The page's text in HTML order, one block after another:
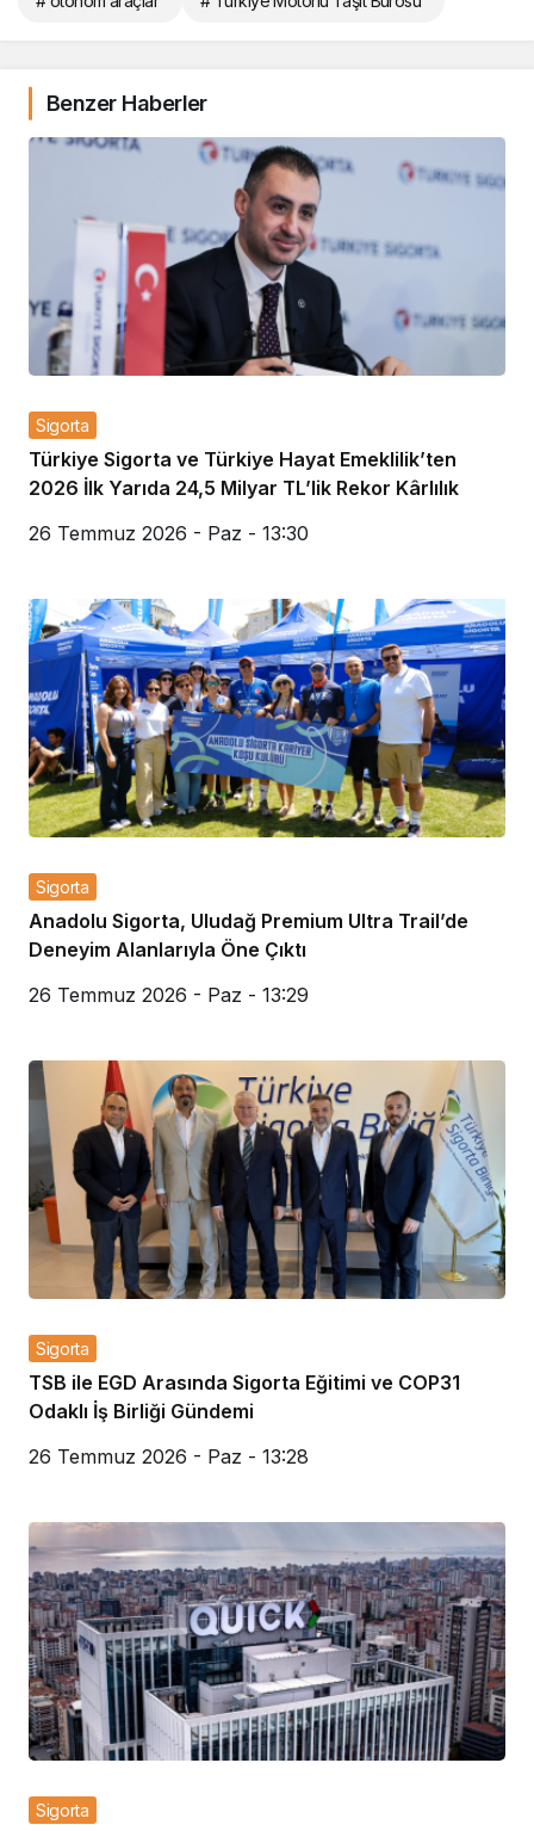
Benzer Haberler
Sigorta
Türkiye Sigorta ve Türkiye Hayat Emeklilik’ten
2026 İlk Yarıda 24,5 Milyar TL’lik Rekor Kârlılık
26 Temmuz 2026 - Paz - 13:30
Sigorta
Anadolu Sigorta, Uludağ Premium Ultra Trail’de
Deneyim Alanlarıyla Öne Çıktı
26 Temmuz 2026 - Paz - 13:29
Sigorta
TSB ile EGD Arasında Sigorta Eğitimi ve COP31
Odaklı İş Birliği Gündemi
26 Temmuz 2026 - Paz - 13:28
Sigorta